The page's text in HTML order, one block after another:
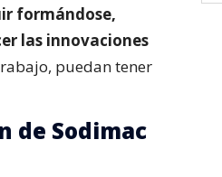
formándose,
las innovaciones
puedan tener
de Sodimac